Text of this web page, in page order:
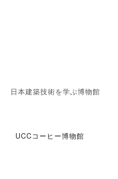
日本建築技術を学ぶ博物館
UCCコーヒー博物館